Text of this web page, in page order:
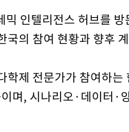
인텔리전스 허브를
국의 참여 현황과 향후
학제 전문가가 참여하
며, 시나리오·데이터·